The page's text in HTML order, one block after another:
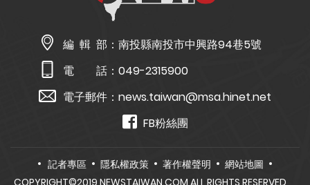
編 輯 部： 南投縣南投市中興路94巷5號
電 話： 049-2315900
電子郵件： news.taiwan@msa.hinet.net
FB粉絲團
記者專區 隱私權政策 著作權聲明
網站地圖
COPYRIGHT©2019 NEWSTAIWAN.COM ALL RIGHTS RESERVED